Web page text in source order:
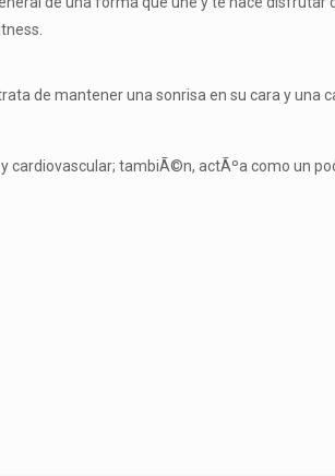
de mantener una sonrisa en su cara y una
cardiovascular; tambiÃ©n, actÃºa como un